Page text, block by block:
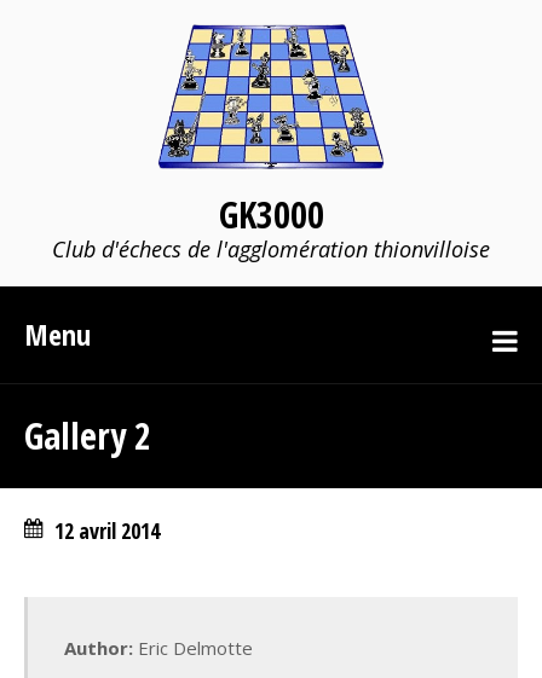
GK3000
Club d'échecs de l'agglomération thionvilloise
Menu
Gallery 2
12 avril 2014
Author: Eric Delmotte